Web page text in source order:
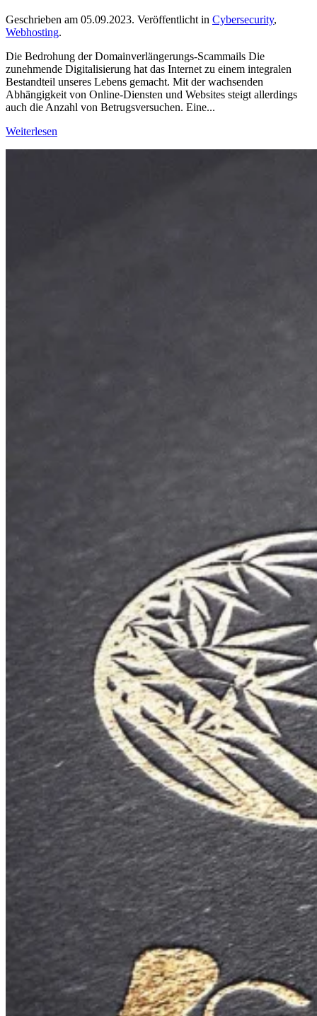
Geschrieben am 05.09.2023. Veröffentlicht in Cybersecurity,
Webhosting.
Die Bedrohung der Domainverlängerungs-Scammails Die
zunehmende Digitalisierung hat das Internet zu einem integralen
Bestandteil unseres Lebens gemacht. Mit der wachsenden
Abhängigkeit von Online-Diensten und Websites steigt allerdings
auch die Anzahl von Betrugsversuchen. Eine...
Weiterlesen